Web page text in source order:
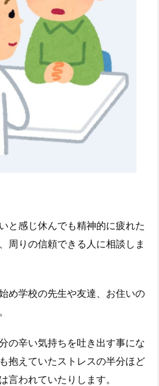
と感じ休んでも精神的に疲れた
周りの信頼できる人に相談しま
め学校の先生や友達、お住いの
の辛い気持ちを吐き出す事にな
抱えていたストレスの半分ほど
言われていたりします。